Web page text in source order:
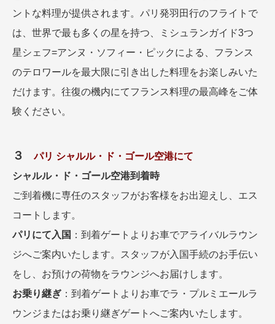
ントな料理が提供されます。パリ発羽田行のフライトで
は、世界で最も多くの星を持つ、ミシュランガイド3つ
星シェフ=アンヌ・ソフィー・ピックによる、フランス
のテロワールを最大限に引き出した料理をお楽しみいた
だけます。往復の機内にてフランス料理の最高峰をご体
験ください。
３
パリ シャルル・ド・ゴール空港にて
シャルル・ド・ゴール空港到着時
ご到着機に専任のスタッフがお客様をお出迎えし、エス
コートします。
パリにて入国 ：到着ゲートよりお車でアライバルラウン
ジへご案内いたします。スタッフが入国手続のお手伝い
をし、お預けの荷物をラウンジへお届けします。
お乗り継ぎ ：到着ゲートよりお車でラ・プルミエールラ
ウンジまたはお乗り継ぎゲートへご案内いたします。